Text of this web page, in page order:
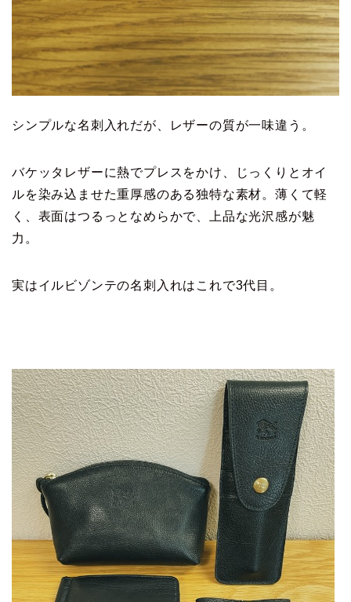
シンプルな名刺入れだが、レザーの質が一味違う。
バケッタレザーに熱でプレスをかけ、じっくりとオイ
ルを染み込ませた重厚感のある独特な素材。薄くて軽
く、表面はつるっとなめらかで、上品な光沢感が魅
力。
実はイルビゾンテの名刺入れはこれで3代目。